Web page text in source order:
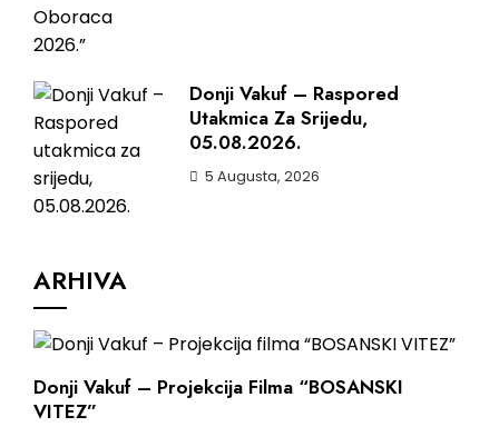
Donji Vakuf – Raspored
Utakmica Za Srijedu,
05.08.2026.
5 Augusta, 2026
ARHIVA
Donji Vakuf – Projekcija Filma “BOSANSKI
VITEZ”